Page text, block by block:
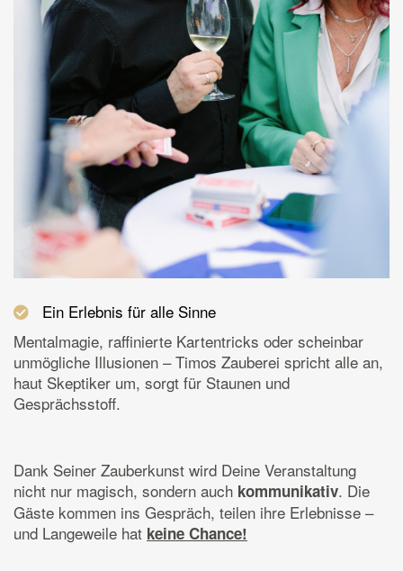
Ein Erlebnis für alle Sinne
Mentalmagie, raffinierte Kartentricks oder scheinbar
unmögliche Illusionen – Timos Zauberei spricht alle an,
haut Skeptiker um, sorgt für Staunen und
Gesprächsstoff.
Dank Seiner Zauberkunst wird Deine Veranstaltung
nicht nur magisch, sondern auch kommunikativ. Die
Gäste kommen ins Gespräch, teilen ihre Erlebnisse –
und Langeweile hat keine Chance!